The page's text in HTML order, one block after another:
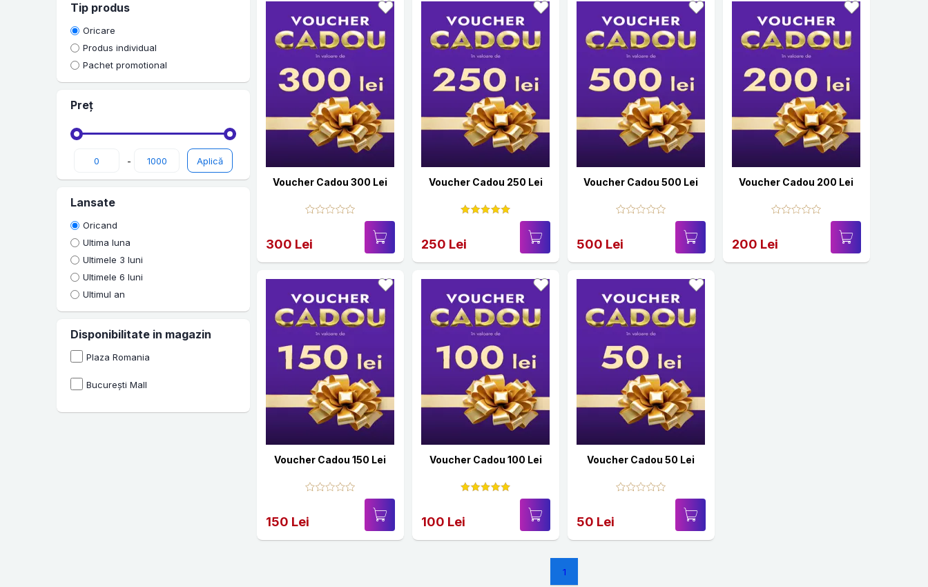
Tip produs
Oricare
Produs individual
Pachet promotional
Preț
-
Lansate
Oricand
Ultima luna
Ultimele 3 luni
Ultimele 6 luni
Ultimul an
Disponibilitate in magazin
Plaza Romania
București Mall
Voucher Cadou 300 Lei
300 Lei
Voucher Cadou 250 Lei
250 Lei
Voucher Cadou 500 Lei
500 Lei
Voucher Cadou 200 Lei
200 Lei
Voucher Cadou 150 Lei
150 Lei
Voucher Cadou 100 Lei
100 Lei
Voucher Cadou 50 Lei
50 Lei
1